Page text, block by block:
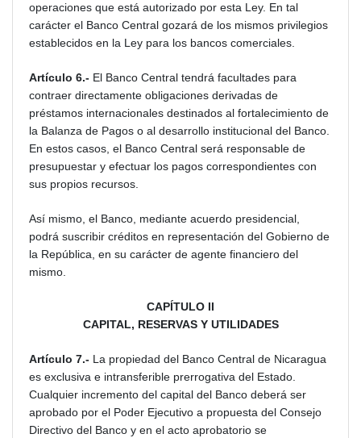
operaciones que está autorizado por esta Ley. En tal
carácter el Banco Central gozará de los mismos privilegios
establecidos en la Ley para los bancos comerciales.
Artículo 6.- El Banco Central tendrá facultades para
contraer directamente obligaciones derivadas de
préstamos internacionales destinados al fortalecimiento de
la Balanza de Pagos o al desarrollo institucional del Banco.
En estos casos, el Banco Central será responsable de
presupuestar y efectuar los pagos correspondientes con
sus propios recursos.
Así mismo, el Banco, mediante acuerdo presidencial,
podrá suscribir créditos en representación del Gobierno de
la República, en su carácter de agente financiero del
mismo.
CAPÍTULO II
CAPITAL, RESERVAS Y UTILIDADES
Artículo 7.- La propiedad del Banco Central de Nicaragua
es exclusiva e intransferible prerrogativa del Estado.
Cualquier incremento del capital del Banco deberá ser
aprobado por el Poder Ejecutivo a propuesta del Consejo
Directivo del Banco y en el acto aprobatorio se